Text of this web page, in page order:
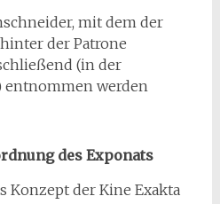
mit dem der
der Patrone
(in der
entnommen werden
des Exponats
Konzept der Kine Exakta